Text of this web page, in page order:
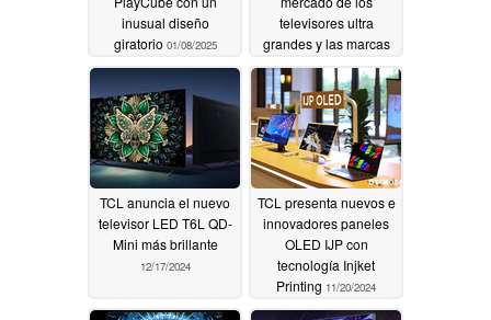
inusual diseño
giratorio 01/08/2025
televisores ultra
grandes y las marcas
chinas toman la
delantera12/25/2024
TCL anuncia el nuevo
televisor LED T6L QD-
Mini más brillante
12/17/2024
TCL presenta nuevos e
innovadores paneles
OLED IJP con
tecnología Injket
Printing 11/20/2024